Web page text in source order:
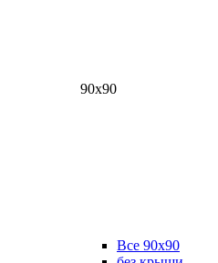
90х90
Все 90х90